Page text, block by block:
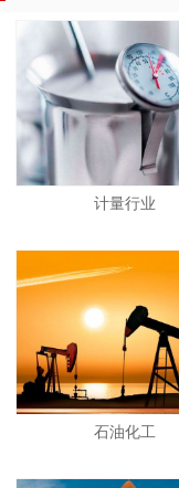
计量行业
石油化工